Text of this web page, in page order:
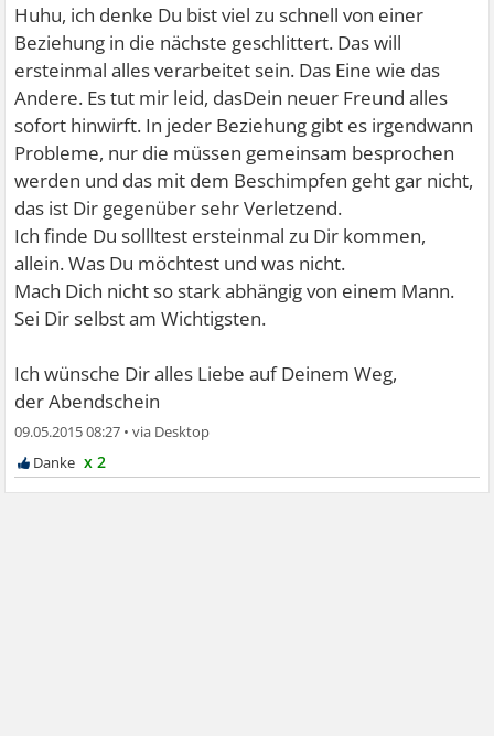
Huhu, ich denke Du bist viel zu schnell von einer
Beziehung in die nächste geschlittert. Das will
ersteinmal alles verarbeitet sein. Das Eine wie das
Andere. Es tut mir leid, dasDein neuer Freund alles
sofort hinwirft. In jeder Beziehung gibt es irgendwann
Probleme, nur die müssen gemeinsam besprochen
werden und das mit dem Beschimpfen geht gar nicht,
das ist Dir gegenüber sehr Verletzend.
Ich finde Du sollltest ersteinmal zu Dir kommen,
allein. Was Du möchtest und was nicht.
Mach Dich nicht so stark abhängig von einem Mann.
Sei Dir selbst am Wichtigsten.
Ich wünsche Dir alles Liebe auf Deinem Weg,
der Abendschein
09.05.2015 08:27 •
x 2